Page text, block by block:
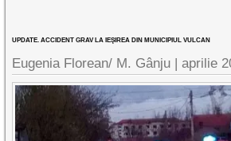
UPDATE. ACCIDENT GRAV LA IEŞIREA DIN MUNICIPIUL VULCAN
Eugenia Florean/ M. Gânju |aprilie